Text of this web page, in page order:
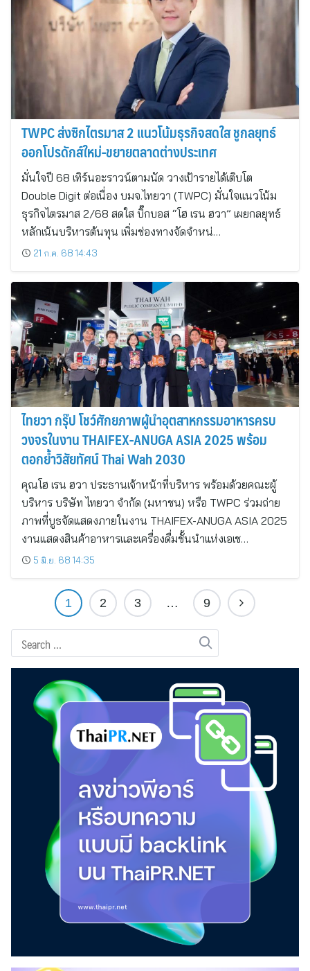
TWPC ส่งซิกไตรมาส 2 แนวโน้มธุรกิจสดใส ชูกลยุทธ์
ออกโปรดักส์ใหม่-ขยายตลาดต่างประเทศ
มั่นใจปี 68 เทิร์นอะราวน์ตามนัด วางเป้ารายได้เติบโต
Double Digit ต่อเนื่อง บมจ.ไทยวา (TWPC) มั่นใจแนวโน้ม
ธุรกิจไตรมาส 2/68 สดใส บิ๊กบอส “โฮ เรน ฮวา” เผยกลยุทธ์
หลักเน้นบริหารต้นทุน เพิ่มช่องทางจัดจำหน่…
21 ก.ค. 68 14:43
ไทยวา กรุ๊ป โชว์ศักยภาพผู้นำอุตสาหกรรมอาหารครบ
วงจรในงาน THAIFEX-ANUGA ASIA 2025 พร้อม
ตอกย้ำวิสัยทัศน์ Thai Wah 2030
คุณโฮ เรน ฮวา ประธานเจ้าหน้าที่บริหาร พร้อมด้วยคณะผู้
บริหาร บริษัท ไทยวา จำกัด (มหาชน) หรือ TWPC ร่วมถ่าย
ภาพที่บูธจัดแสดงภายในงาน THAIFEX-ANUGA ASIA 2025
งานแสดงสินค้าอาหารและเครื่องดื่มชั้นนำแห่งเอเช…
5 มิ.ย. 68 14:35
1 2 3 … 9